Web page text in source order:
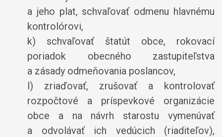
a jeho plat, schvaľovať odmenu hlavnému
kontrolórovi,
k) schvaľovať štatút obce, rokovací
poriadok obecného zastupiteľstva
a zásady odmeňovania poslancov,
l) zriaďovať, zrušovať a kontrolovať
rozpočtové a príspevkové organizácie
obce a na návrh starostu vymenúvať
a odvolávať ich vedúcich (riaditeľov),